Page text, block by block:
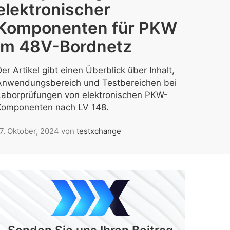
für PKW
48V-Bordnetz
Artikel gibt einen Überblick über Inhalt,
und Testbereichen bei
von elektronischen PKW-
nach LV 148.
Oktober, 2024 von testxchange